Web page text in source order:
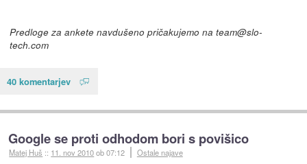
Predloge za ankete navdušeno pričakujemo na team@slo-
tech.com
40 komentarjev
Google se proti odhodom bori s povišico
Matej Huš :: 11. nov 2010ob 07:12 Ostale najave